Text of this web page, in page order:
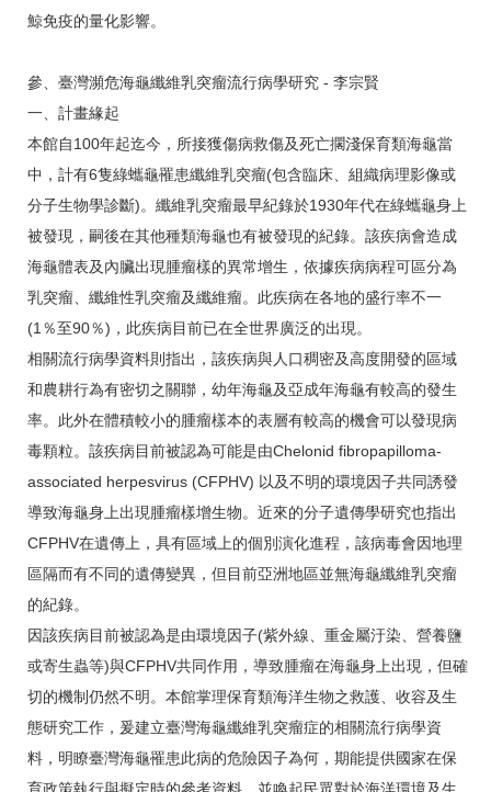
鯨免疫的量化影響。
參、臺灣瀕危海龜纖維乳突瘤流行病學研究 - 李宗賢
一、計畫緣起
本館自100年起迄今，所接獲傷病救傷及死亡擱淺保育類海龜當
中，計有6隻綠蠵龜罹患纖維乳突瘤(包含臨床、組織病理影像或
分子生物學診斷)。纖維乳突瘤最早紀錄於1930年代在綠蠵龜身上
被發現，嗣後在其他種類海龜也有被發現的紀錄。該疾病會造成
海龜體表及內臟出現腫瘤樣的異常增生，依據疾病病程可區分為
乳突瘤、纖維性乳突瘤及纖維瘤。此疾病在各地的盛行率不一
(1％至90％)，此疾病目前已在全世界廣泛的出現。
相關流行病學資料則指出，該疾病與人口稠密及高度開發的區域
和農耕行為有密切之關聯，幼年海龜及亞成年海龜有較高的發生
率。此外在體積較小的腫瘤樣本的表層有較高的機會可以發現病
毒顆粒。該疾病目前被認為可能是由Chelonid fibropapilloma-
associated herpesvirus (CFPHV) 以及不明的環境因子共同誘發
導致海龜身上出現腫瘤樣增生物。近來的分子遺傳學研究也指出
CFPHV在遺傳上，具有區域上的個別演化進程，該病毒會因地理
區隔而有不同的遺傳變異，但目前亞洲地區並無海龜纖維乳突瘤
的紀錄。
因該疾病目前被認為是由環境因子(紫外線、重金屬汙染、營養鹽
或寄生蟲等)與CFPHV共同作用，導致腫瘤在海龜身上出現，但確
切的機制仍然不明。本館掌理保育類海洋生物之救護、收容及生
態研究工作，爰建立臺灣海龜纖維乳突瘤症的相關流行病學資
料，明瞭臺灣海龜罹患此病的危險因子為何，期能提供國家在保
育政策執行與擬定時的參考資料，並喚起民眾對於海洋環境及生